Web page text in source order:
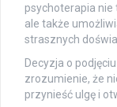
psychoterapia nie
ale także
strasznych
Decyzja o
zrozumienie, że
przynieść ulgę i